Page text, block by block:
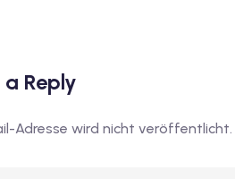
Reply
Adresse wird nicht veröffentlicht.